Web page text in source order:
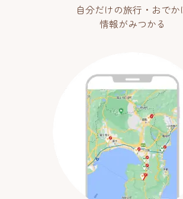
自分だけの旅行・おでか
情報がみつかる